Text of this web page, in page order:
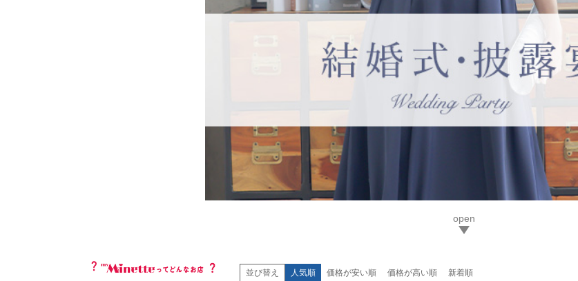
並び替え 人気順 価格が安い順 価格が高い順 新着順